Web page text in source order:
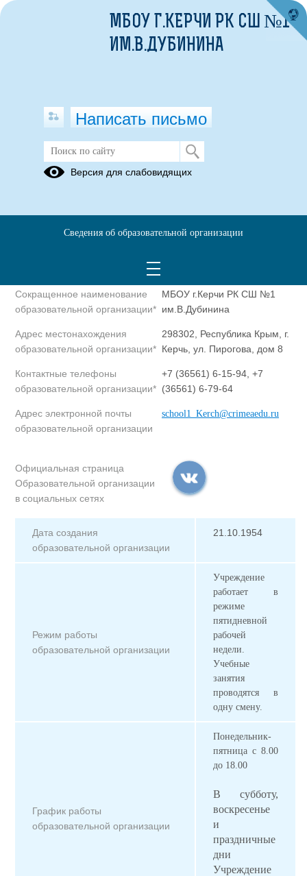
Полное наименование
образовательной организации*
Муниципальное бюджетное
общеобразовательное
школа №1 с углубленным
Сокращенное наименование
образовательной организации*
МБОУ г.Керчи РК СШ №1
им.В.Дубинина
Адрес местонахождения
образовательной организации*
298302, Республика Крым, г.
Керчь, ул. Пирогова, дом 8
Контактные телефоны
образовательной организации*
+7 (36561) 6-15-94, +7
(36561) 6-79-64
Адрес электронной почты
образовательной организации
school1_Kerch@crimeaedu.ru
Официальная страница
Образовательной организации
в социальных сетях
Дата создания
образовательной организации
21.10.1954
Режим работы
образовательной организации
Учреждение
работает в
режиме
пятидневной
рабочей
недели.
Учебные
занятия
проводятся в
одну смену.
График работы
образовательной организации
Понедельник-
пятница с 8.00
до 18.00
В субботу,
воскресенье
и
праздничные
дни
Учреждение
МБОУ Г.КЕРЧИ РК СШ №1
ИМ.В.ДУБИНИНА
Написать письмо
Версия для слабовидящих
Сведения об образовательной организации